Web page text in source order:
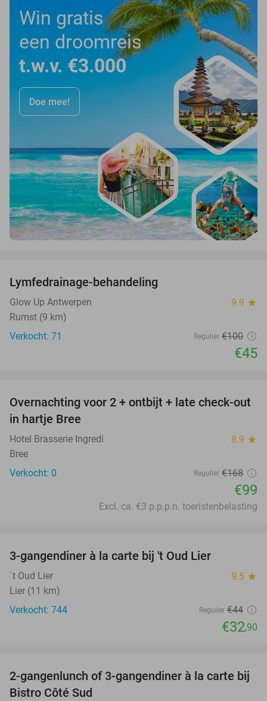
Win gratis
een droomreis
t.w.v. €3.000
Doe mee!
Lymfedrainage-behandeling
Glow Up Antwerpen 9.9 star
Rumst (9 km)
Verkocht: 71
Regulier €100
€45
41%
TODAY
Overnachting voor 2 + ontbijt + late check-out
in hartje Bree
Hotel Brasserie Ingredi 8.9 star
Bree
Verkocht: 0
Regulier €168
€99
Excl. ca. €3 p.p.p.n. toeristenbelasting
3-gangendiner à la carte bij 't Oud Lier
´t Oud Lier 9.5 star
Lier (11 km)
Verkocht: 744
Regulier €44
€32,90
39%
2-gangenlunch of 3-gangendiner à la carte bij
Bistro Côté Sud